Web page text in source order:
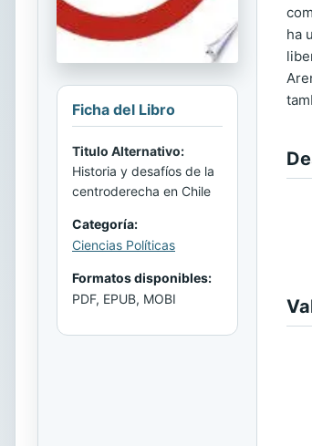
Ficha del Libro
Titulo Alternativo:
Historia y desafíos de la
centroderecha en Chile
Categoría:
Ciencias Políticas
Formatos disponibles:
PDF, EPUB, MOBI
ha